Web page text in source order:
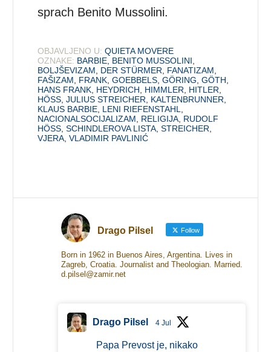
sprach Benito Mussolini.
OBJAVLJENO U: QUIETA MOVERE
OZNAKE: BARBIE BENITO MUSSOLINI
BOLJŠEVIZAM
DER STÜRMER FANATIZAM
FAŠIZAM
FRANK ,GOEBBELS ,GÖRING ,GÖTH
HANS FRANK HEYDRICH HIMMLER HITLER
HÖSS ,JULIUS STREICHER KALTENBRUNNER
KLAUS BARBIE LENI RIEFENSTAHL
NACIONALSOCIJALIZAM
RELIGIJA RUDOLF
HÖSS ,SCHINDLEROVA LISTA ,STREICHER
VJERA ,VLADIMIR PAVLINIĆ
Drago Pilsel Follow
Born in 1962 in Buenos Aires, Argentina. Lives in
Zagreb, Croatia. Journalist and Theologian. Married.
d.pilsel@zamir.net
Drago Pilsel 4 Jul
Papa Prevost je, nikako